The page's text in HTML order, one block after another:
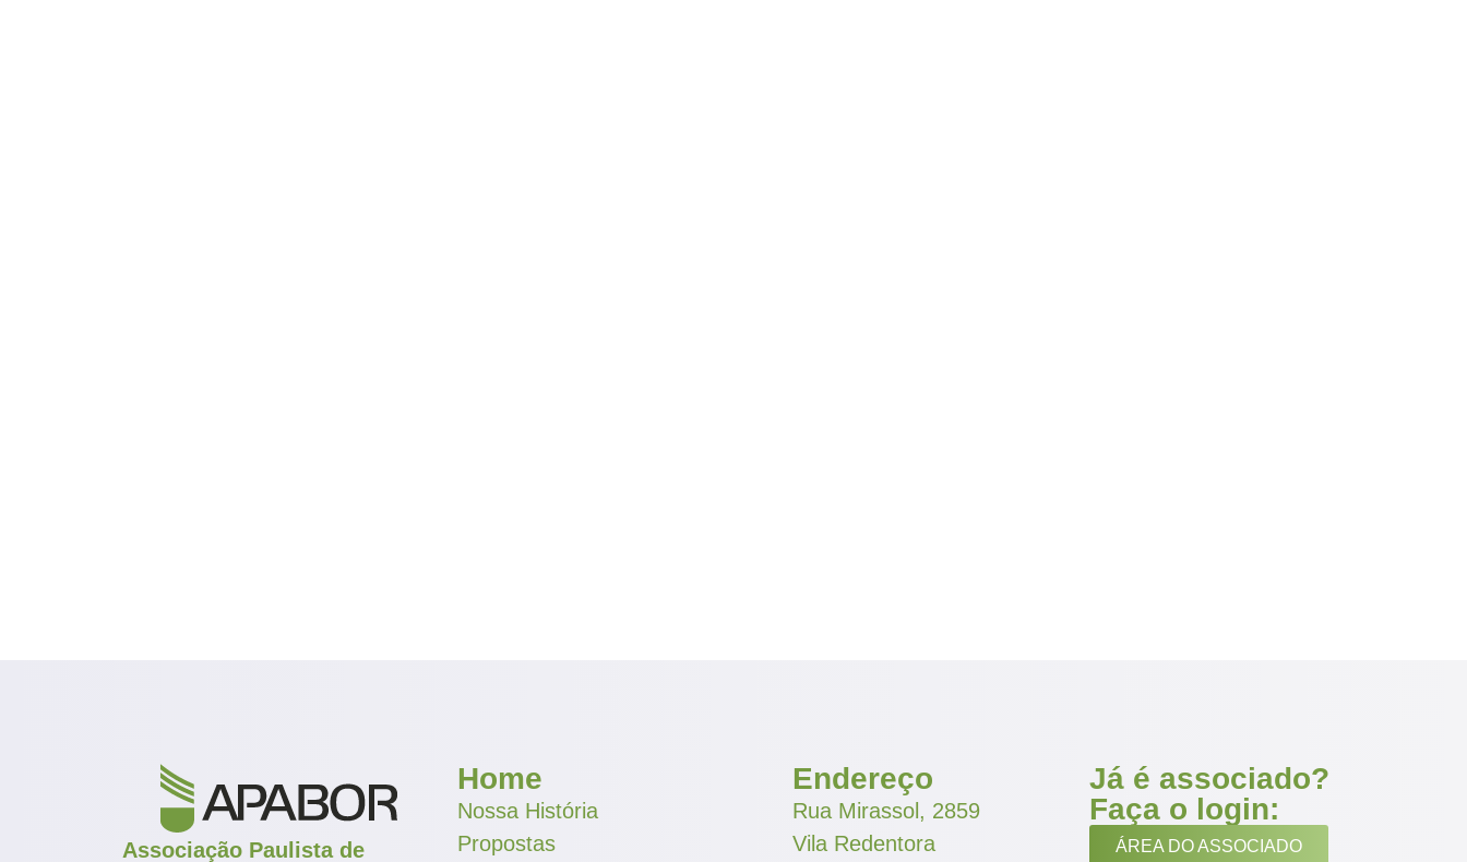
Associação Paulista de
Home
Nossa História
Propostas
Endereço
Rua Mirassol, 2859
Vila Redentora
Já é associado?
Faça o login:
ÁREA DO ASSOCIADO